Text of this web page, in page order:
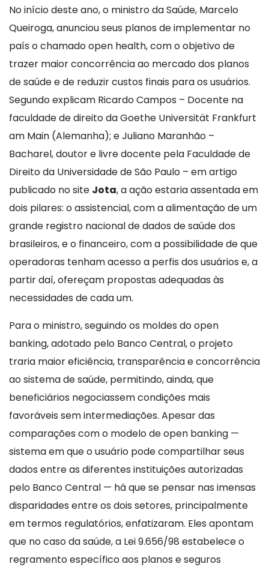
No início deste ano, o ministro da Saúde, Marcelo
Queiroga, anunciou seus planos de implementar no
país o chamado open health, com o objetivo de
trazer maior concorrência ao mercado dos planos
de saúde e de reduzir custos finais para os usuários.
Segundo explicam Ricardo Campos – Docente na
faculdade de direito da Goethe Universität Frankfurt
am Main (Alemanha); e Juliano Maranhão –
Bacharel, doutor e livre docente pela Faculdade de
Direito da Universidade de São Paulo – em artigo
publicado no site Jota, a ação estaria assentada em
dois pilares: o assistencial, com a alimentação de um
grande registro nacional de dados de saúde dos
brasileiros, e o financeiro, com a possibilidade de que
operadoras tenham acesso a perfis dos usuários e, a
partir daí, ofereçam propostas adequadas às
necessidades de cada um.
Para o ministro, seguindo os moldes do open
banking, adotado pelo Banco Central, o projeto
traria maior eficiência, transparência e concorrência
ao sistema de saúde, permitindo, ainda, que
beneficiários negociassem condições mais
favoráveis sem intermediações. Apesar das
comparações com o modelo de open banking —
sistema em que o usuário pode compartilhar seus
dados entre as diferentes instituições autorizadas
pelo Banco Central — há que se pensar nas imensas
disparidades entre os dois setores, principalmente
em termos regulatórios, enfatizaram. Eles apontam
que no caso da saúde, a Lei 9.656/98 estabelece o
regramento específico aos planos e seguros